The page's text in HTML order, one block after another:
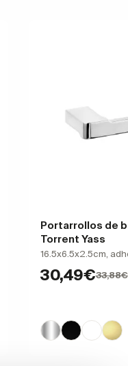
Portarrollos de
Torrent Yass
16.5x6.5x2.5cm,
30,49€33,88€